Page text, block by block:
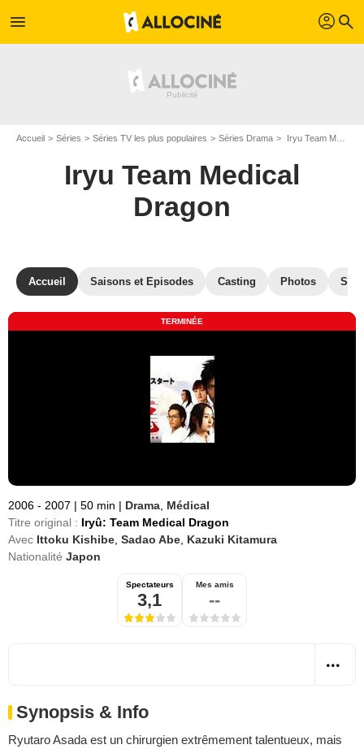
menu profil search
Accueil Séries Séries TV les plus populaires Séries Drama Iryu Team Medical Dragon
Iryu Team Medical
Dragon
Accueil Saisons et Episodes Casting Photos
TERMINÉE
2006 - 2007 | 50 min | Drama Médical
Titre original : Iryû: Team Medical Dragon
Avec Ittoku Kishibe Sadao Abe Kazuki Kitamura
Nationalité Japon
Spectateurs
3,1
Mes amis
--
Synopsis & Info
Ryutaro Asada est un chirurgien extrêmement talentueux, mais